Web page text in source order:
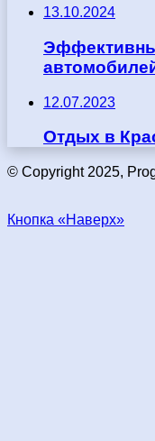
13.10.2024
12.07.2023
Отдых в
© Copyright 2025,
Кнопка «Наверх»